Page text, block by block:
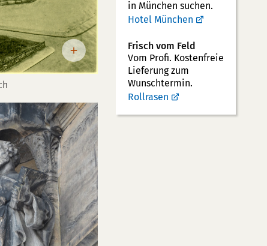
in München suchen.
Hotel München
Frisch vom Feld
Vom Profi. Kostenfreie
Lieferung zum
Wunschtermin.
Rollrasen